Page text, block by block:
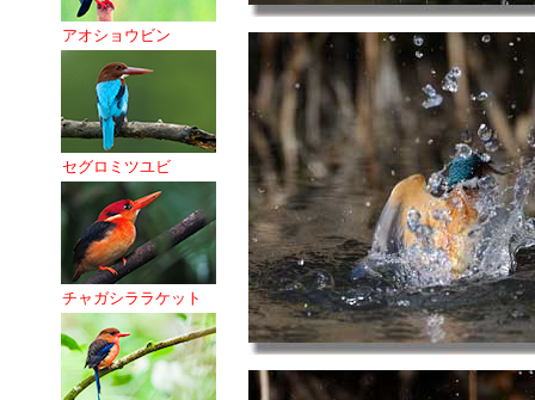
アオショウビン
セグロミツユビ
チャガシララケット